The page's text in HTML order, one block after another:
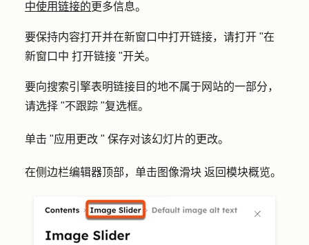
中使用链接的更多信息。
要保持内容打开并在新窗口中打开链接，请打开 "在
新窗口中 打开链接 "开关。
要向搜索引擎表明链接目的地不属于网站的一部分，
请选择 "不跟踪 "复选框。
单击 "应用更改 " 保存对该幻灯片的更改。
在侧边栏编辑器顶部，单击 图像滑块 返回模块概览。